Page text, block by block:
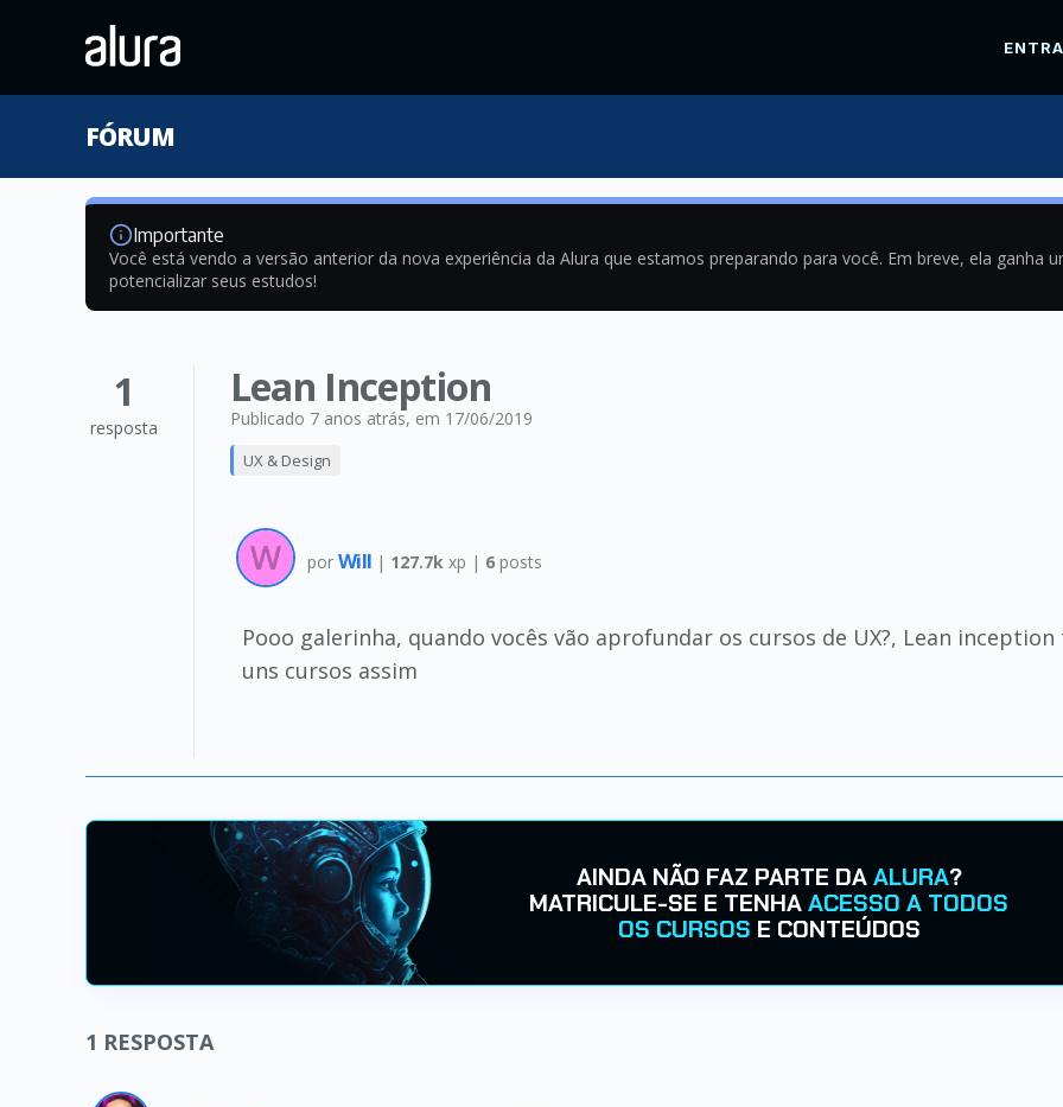
FÓRUM
Importante
Você está vendo a versão anterior da nova experiência da Alura que estamos preparando para você. Em breve, ela ganha
potencializar seus estudos!
1
resposta
Lean Inception
Publicado 7 anos atrás, em 17/06/2019
UX & Design
por Will | 127.7k xp | 6 posts
Pooo galerinha, quando vocês vão aprofundar os cursos de UX?, Lean
uns cursos assim
AINDA NÃO FAZ PARTE DAALURA?
MATRICULE-SE E TENHAACESSO A TODOS
OS CURSOS E CONTEÚDOS
1 RESPOSTA